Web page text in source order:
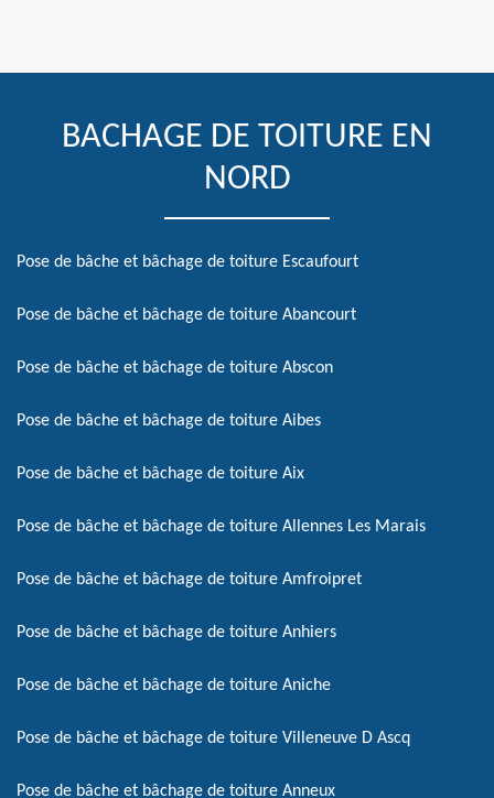
BACHAGE DE TOITURE EN
NORD
Pose de bâche et bâchage de toiture Escaufourt
Pose de bâche et bâchage de toiture Abancourt
Pose de bâche et bâchage de toiture Abscon
Pose de bâche et bâchage de toiture Aibes
Pose de bâche et bâchage de toiture Aix
Pose de bâche et bâchage de toiture Allennes Les Marais
Pose de bâche et bâchage de toiture Amfroipret
Pose de bâche et bâchage de toiture Anhiers
Pose de bâche et bâchage de toiture Aniche
Pose de bâche et bâchage de toiture Villeneuve D Ascq
Pose de bâche et bâchage de toiture Anneux